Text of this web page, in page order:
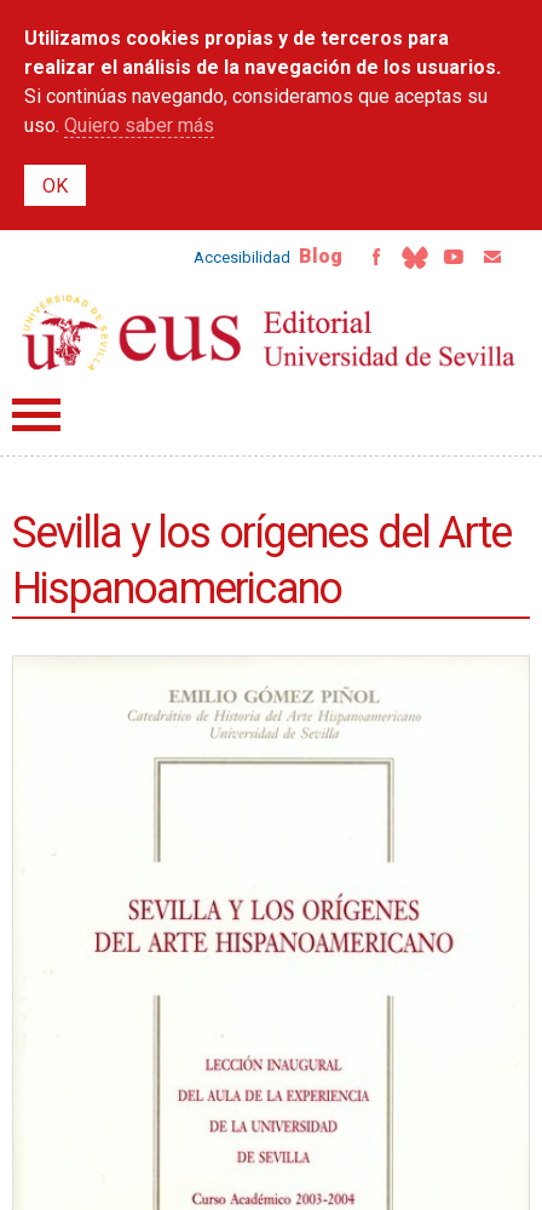
contenido
principal
Utilizamos cookies propias y de terceros para
realizar el análisis de la navegación de los usuarios.
Si continúas navegando, consideramos que aceptas su
uso. Quiero saber más
Accesibilidad Blog
Sevilla y los orígenes del Arte
Hispanoamericano